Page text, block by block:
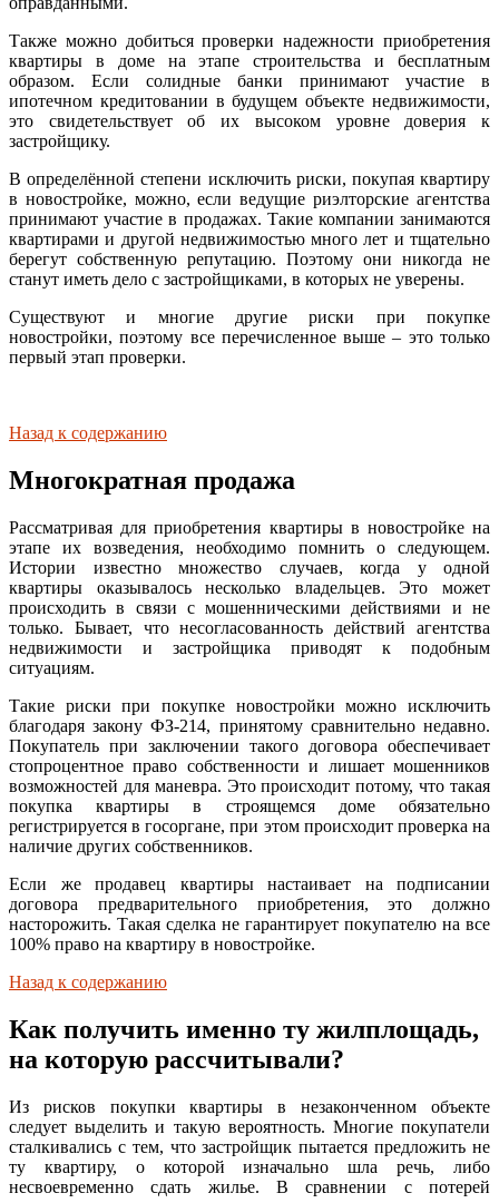
Также можно добиться проверки надежности приобретения
квартиры в доме на этапе строительства и бесплатным
образом. Если солидные банки принимают участие в
ипотечном кредитовании в будущем объекте недвижимости,
это свидетельствует об их высоком уровне доверия к
застройщику.
В определённой степени исключить риски, покупая квартиру
в новостройке, можно, если ведущие риэлторские агентства
принимают участие в продажах. Такие компании занимаются
квартирами и другой недвижимостью много лет и тщательно
берегут собственную репутацию. Поэтому они никогда не
станут иметь дело с застройщиками, в которых не уверены.
Существуют и многие другие риски при покупке
новостройки, поэтому все перечисленное выше – это только
первый этап проверки.
Назад к содержанию
Многократная продажа
Рассматривая для приобретения квартиры в новостройке на
этапе их возведения, необходимо помнить о следующем.
Истории известно множество случаев, когда у одной
квартиры оказывалось несколько владельцев. Это может
происходить в связи с мошенническими действиями и не
только. Бывает, что несогласованность действий агентства
недвижимости и застройщика приводят к подобным
ситуациям.
Такие риски при покупке новостройки можно исключить
благодаря закону ФЗ-214, принятому сравнительно недавно.
Покупатель при заключении такого договора обеспечивает
стопроцентное право собственности и лишает мошенников
возможностей для маневра. Это происходит потому, что такая
покупка квартиры в строящемся доме обязательно
регистрируется в госоргане, при этом происходит проверка на
наличие других собственников.
Если же продавец квартиры настаивает на подписании
договора предварительного приобретения, это должно
насторожить. Такая сделка не гарантирует покупателю на все
100% право на квартиру в новостройке.
Назад к содержанию
Как получить именно ту жилплощадь,
на которую рассчитывали?
Из рисков покупки квартиры в незаконченном объекте
следует выделить и такую вероятность. Многие покупатели
сталкивались с тем, что застройщик пытается предложить не
ту квартиру, о которой изначально шла речь, либо
несвоевременно сдать жилье. В сравнении с потерей